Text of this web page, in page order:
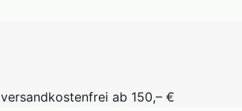
versandkostenfrei ab 150,– €